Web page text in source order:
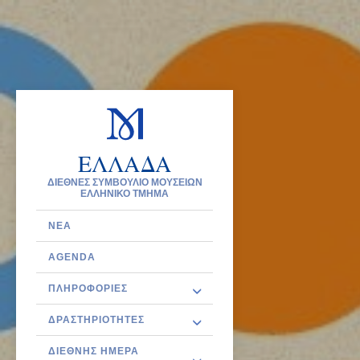
ΕΛΛΑΔΑ
ΔΙΕΘΝΕΣ ΣΥΜΒΟΥΛΙΟ ΜΟΥΣΕΙΩΝ
ΕΛΛΗΝΙΚΟ ΤΜΗΜΑ
ΝΈΑ
AGENDA
ΠΛΗΡΟΦΟΡΊΕΣ
ΔΡΑΣΤΗΡΙΌΤΗΤΕΣ
ΔΙΕΘΝΉΣ ΗΜΈΡΑ